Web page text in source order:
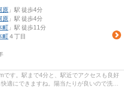
原 」駅 徒歩4分
原 」駅 徒歩4分
町 」駅 徒歩11分
町 ４丁目
です。駅まで4分と、駅近でアクセスも良好
適にできますね。陽当たりが良いので洗濯